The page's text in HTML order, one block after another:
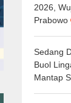
2026,
Prabowo
Sedang
Buol
Mantap